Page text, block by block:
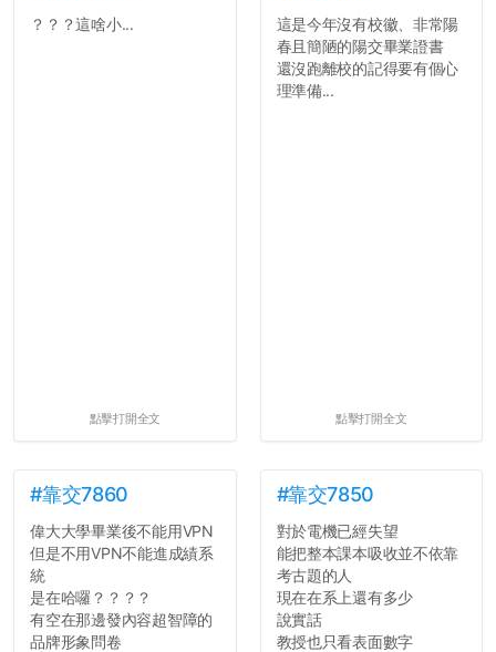
？？？這啥小...
點擊打開全文
這是今年沒有校徽、非常陽
春且簡陋的陽交畢業證書
還沒跑離校的記得要有個心
理準備...
點擊打開全文
#靠交7860
偉大大學畢業後不能用VPN
但是不用VPN不能進成績系
統
是在哈囉？？？？
有空在那邊發內容超智障的
品牌形象問卷
#靠交7850
對於電機已經失望
能把整本課本吸收並不依靠
考古題的人
現在在系上還有多少
說實話
教授也只看表面數字